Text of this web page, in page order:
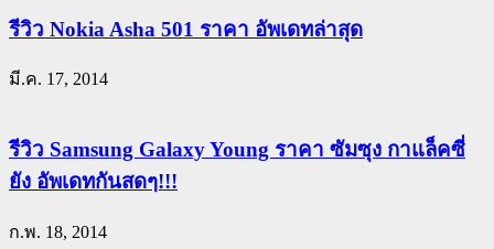
รีวิว Nokia Asha 501 ราคา อัพเดทล่าสุด
มี.ค. 17, 2014
รีวิว Samsung Galaxy Young ราคา ซัมซุง กาแล็คซี่
ยัง อัพเดทกันสดๆ!!!
ก.พ. 18, 2014